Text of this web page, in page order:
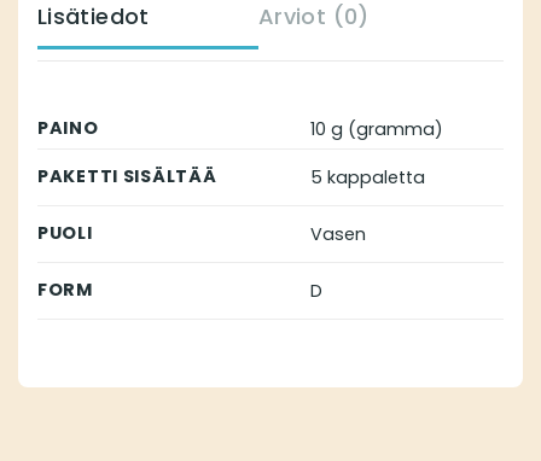
Lisätiedot Arviot (0)
PAINO
10 g (gramma)
PAKETTI SISÄLTÄÄ
5 kappaletta
PUOLI Vasen
FORM D